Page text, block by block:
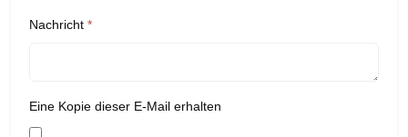
Nachricht *
Eine Kopie dieser E-Mail erhalten